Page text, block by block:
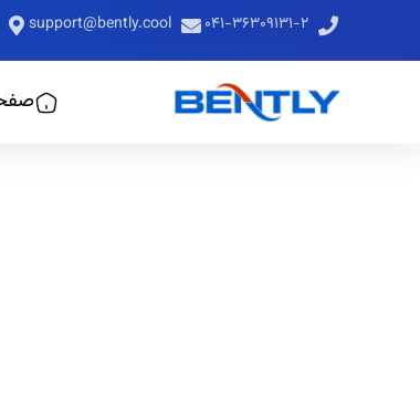
۰۴۱-۳۶۳۰۹۱۳۱-۲ support@bently.cool